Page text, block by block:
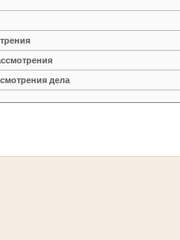
дела